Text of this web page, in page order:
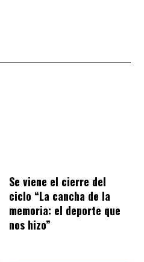
Se viene el cierre del
ciclo “La cancha de la
memoria: el deporte que
nos hizo”